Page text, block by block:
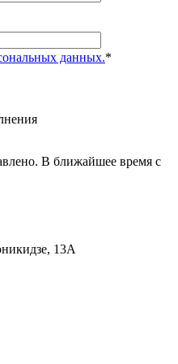
данных.*
В ближайшее время с
13А